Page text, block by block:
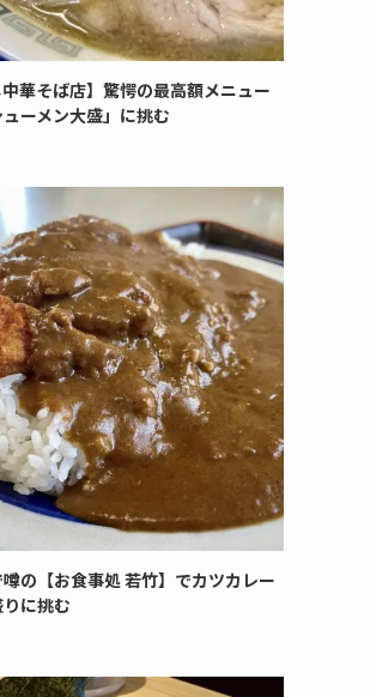
中華そば店】驚愕の最高額メニュー
ューメン大盛」に挑む
の【お食事処 若竹】でカツカレー
に挑む